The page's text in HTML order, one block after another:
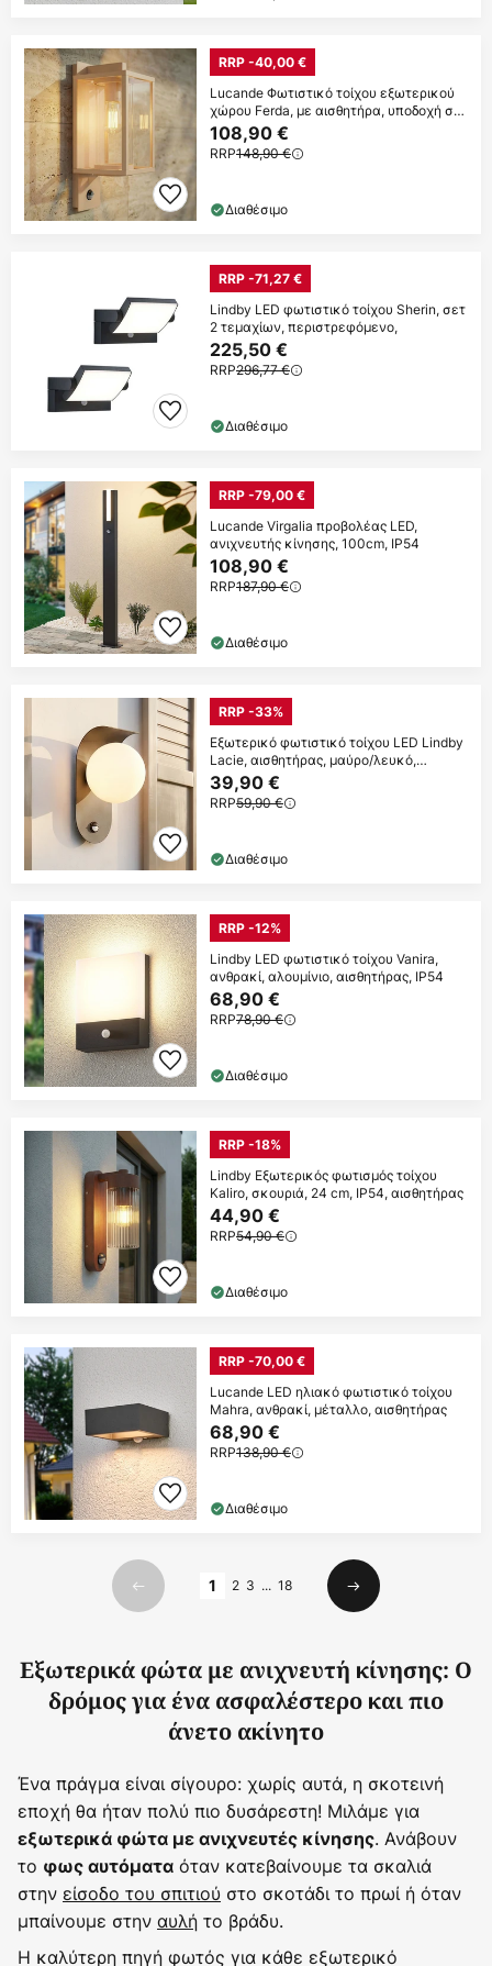
RRP -40,00 €
Lucande Φωτιστικό τοίχου εξωτερικού
χώρου Ferda, με αισθητήρα, υποδοχή στο
κάτω
108,90 €
RRP148,90 €
Διαθέσιμο
RRP -71,27 €
Lindby LED φωτιστικό τοίχου Sherin, σετ
2 τεμαχίων, περιστρεφόμενο,
225,50 €
RRP296,77 €
Διαθέσιμο
RRP -79,00 €
Lucande Virgalia προβολέας LED,
ανιχνευτής κίνησης, 100cm, IP54
108,90 €
RRP187,90 €
Διαθέσιμο
RRP -33%
Εξωτερικό φωτιστικό τοίχου LED Lindby
Lacie, αισθητήρας, μαύρο/λευκό,
αλουμίνιο
39,90 €
RRP59,90 €
Διαθέσιμο
RRP -12%
Lindby LED φωτιστικό τοίχου Vanira,
ανθρακί, αλουμίνιο, αισθητήρας, IP54
68,90 €
RRP78,90 €
Διαθέσιμο
RRP -18%
Lindby Εξωτερικός φωτισμός τοίχου
Kaliro, σκουριά, 24 cm, IP54, αισθητήρας
44,90 €
RRP54,90 €
Διαθέσιμο
RRP -70,00 €
Lucande LED ηλιακό φωτιστικό τοίχου
Mahra, ανθρακί, μέταλλο, αισθητήρας
68,90 €
RRP138,90 €
Διαθέσιμο
Προηγούμενο
1 2 3 ... 18
Επόμενο
Εξωτερικά φώτα με ανιχνευτή κίνησης: Ο
δρόμος για ένα ασφαλέστερο και πιο
άνετο ακίνητο
Ένα πράγμα είναι σίγουρο: χωρίς αυτά, η σκοτεινή
εποχή θα ήταν πολύ πιο δυσάρεστη! Μιλάμε για
εξωτερικά φώτα με ανιχνευτές κίνησης. Ανάβουν
το φως αυτόματα όταν κατεβαίνουμε τα σκαλιά
στην είσοδο του σπιτιού στο σκοτάδι το πρωί ή όταν
μπαίνουμε στην αυλή το βράδυ.
Η καλύτερη πηγή φωτός για κάθε εξωτερικό